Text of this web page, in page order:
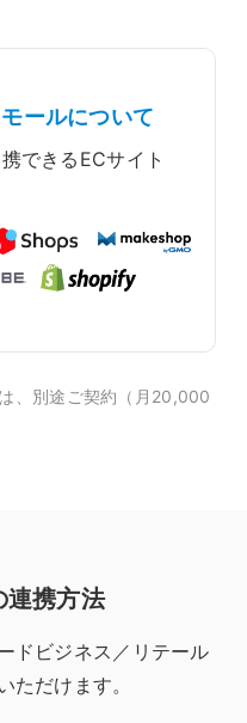
ールについて
できるECサイト
、別途ご契約（月20,000
連携方法
ドビジネス／リテール
ただけます。